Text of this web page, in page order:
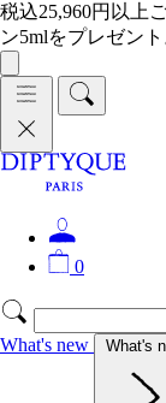
税込25,960円以上
ン5mlをプレゼント
0
What's new What's